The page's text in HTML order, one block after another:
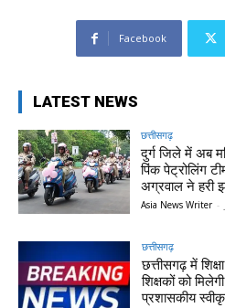
Facebook
LATEST NEWS
छत्तीसगढ़
दुर्ग जिले में अब
पिंक पेट्रोलिंग
अग्रवाल ने हरी
Asia News Writer -
छत्तीसगढ़
छत्तीसगढ़ में
शिक्षकों को
प्रशासकीय